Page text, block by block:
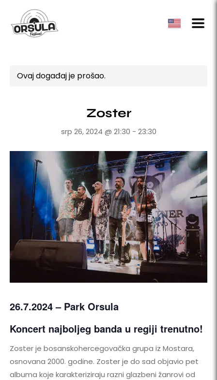
Ovaj događaj je prošao.
Zoster
srp 26, 2024 @ 21:30 - 23:30
26.7.2024 – Park Orsula
Koncert najboljeg banda u regiji trenutno!
Zoster je bosanskohercegovačka grupa iz Mostara,
osnovana 2000. godine. Zoster je do sad objavio pet
albuma koje karakteriziraju razni glazbeni žanrovi od